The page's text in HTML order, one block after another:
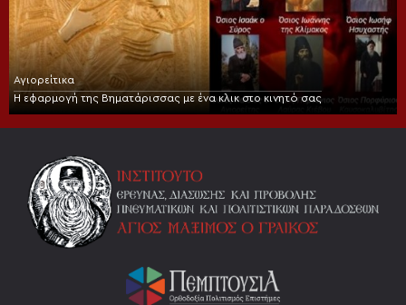
Αγιορείτικα
Η εφαρμογή της Βηματάρισσας με ένα κλικ στο κινητό σας